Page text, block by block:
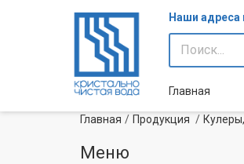
Наши адреса
Главная
Главная Продукция
Меню